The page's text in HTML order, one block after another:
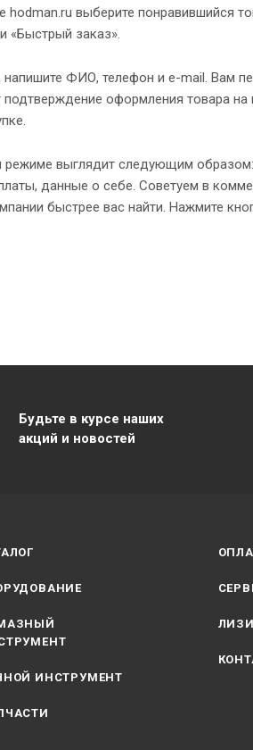
hodman.ru выберите понравившийся
«Быстрый заказ».
ФИО, телефон и e-mail. Вам
подтверждение оформления товара
режиме выглядит следующим
данные о себе. Советуем в
быстрее вас найти. Нажмите
Будьте в курсе наших
акций и новостей
ИНСТРУМЕНТ